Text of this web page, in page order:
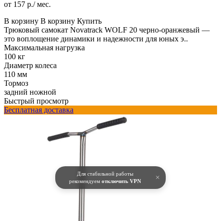
Для стабильной работы
рекомендуем отключить VPN ×
от 157 р./ мес.
В корзину В корзину Купить
Трюковый самокат Novatrack WOLF 20 черно-оранжевый —
это воплощение динамики и надежности для юных э..
Максимальная нагрузка
100 кг
Диаметр колеса
110 мм
Тормоз
задний ножной
Быстрый просмотр
Бесплатная доставка